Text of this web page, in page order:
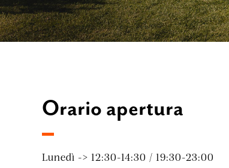
Orario apertura
Lunedì -> 12:30-14:30 / 19:30-23:00